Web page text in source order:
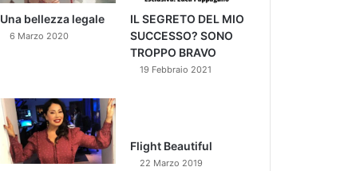
Una bellezza legale
6 Marzo 2020
IL SEGRETO DEL MIO
SUCCESSO? SONO
TROPPO BRAVO
19 Febbraio 2021
Flight Beautiful
22 Marzo 2019